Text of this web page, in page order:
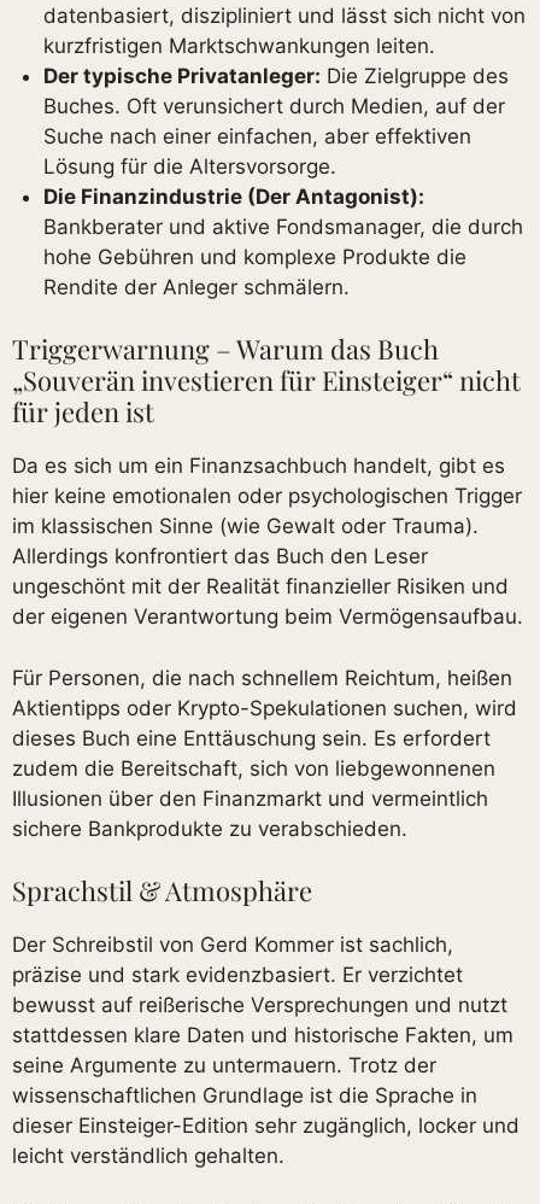
datenbasiert, diszipliniert und lässt sich nicht von
kurzfristigen Marktschwankungen leiten.
Der typische Privatanleger: Die Zielgruppe des
Buches. Oft verunsichert durch Medien, auf der
Suche nach einer einfachen, aber effektiven
Lösung für die Altersvorsorge.
Die Finanzindustrie (Der Antagonist):
Bankberater und aktive Fondsmanager, die durch
hohe Gebühren und komplexe Produkte die
Rendite der Anleger schmälern.
Triggerwarnung – Warum das Buch
„Souverän investieren für Einsteiger“ nicht
für jeden ist
Da es sich um ein Finanzsachbuch handelt, gibt es
hier keine emotionalen oder psychologischen Trigger
im klassischen Sinne (wie Gewalt oder Trauma).
Allerdings konfrontiert das Buch den Leser
ungeschönt mit der Realität finanzieller Risiken und
der eigenen Verantwortung beim Vermögensaufbau.
Für Personen, die nach schnellem Reichtum, heißen
Aktientipps oder Krypto-Spekulationen suchen, wird
dieses Buch eine Enttäuschung sein. Es erfordert
zudem die Bereitschaft, sich von liebgewonnenen
Illusionen über den Finanzmarkt und vermeintlich
sichere Bankprodukte zu verabschieden.
Sprachstil & Atmosphäre
Der Schreibstil von Gerd Kommer ist sachlich,
präzise und stark evidenzbasiert. Er verzichtet
bewusst auf reißerische Versprechungen und nutzt
stattdessen klare Daten und historische Fakten, um
seine Argumente zu untermauern. Trotz der
wissenschaftlichen Grundlage ist die Sprache in
dieser Einsteiger-Edition sehr zugänglich, locker und
leicht verständlich gehalten.